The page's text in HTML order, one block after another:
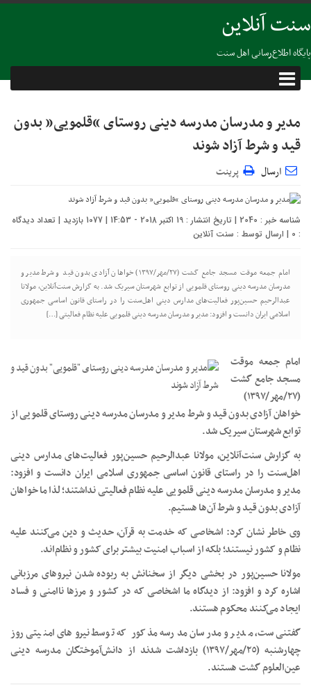
سنت آنلاین
پایگاه اطلاع‌رسانی اهل سنت
مدیر و مدرسان مدرسه دینی روستای “قلمویی” بدون
قید و شرط آزاد شوند
ارسال پرینت
شناسه خبر : 2040 | تاریخ انتشار : 19 اکتبر 2018 - 14:53 | 1077 بازدید | تعداد دیدگاه
:
0 | ارسال توسط : سنت آنلاین
امام جمعه موقت مسجد جامع گشت (٢٧/مهر/١٣٩٧) خواهان آزادی بدون قید و شرط مدیر و
مدرسان مدرسه دینی روستای قلمویی از توابع شهرستان سیریک شد. به گزارش سنت‌آنلاین، مولانا
عبدالرحیم حسین‌پور فعالیت‌های مدارس دینی اهل‌سنت را در راستای قانون اساسی جمهوری
اسلامی ایران دانست و افزود: مدیر و مدرسان مدرسه دینی قلمویی علیه نظام فعالیتی […]
امام جمعه موقت
مسجد جامع گشت
(٢٧/مهر/١٣٩٧)
خواهان آزادی بدون قید و شرط مدیر و مدرسان مدرسه دینی روستای قلمویی از
توابع شهرستان سیریک شد.
به گزارش سنت‌آنلاین، مولانا عبدالرحیم حسین‌پور فعالیت‌های مدارس دینی
اهل‌سنت را در راستای قانون اساسی جمهوری اسلامی ایران دانست و افزود:
مدیر و مدرسان مدرسه دینی قلمویی علیه نظام فعالیتی نداشتند؛ لذا ما خواهان
آزادی بدون قید و شرط آن‌ها هستیم.
وی خاطر نشان کرد: اشخاصی که خدمت به قرآن، حدیث و دین می‌کنند علیه
نظام و کشور نیستند؛ بلکه از اسباب امنیت بیشتر برای کشور و نظام‌اند.
مولانا حسین‌پور در بخشی دیگر از سخنانش به ربوده شدن نیروهای مرزبانی
اشاره کرد و افزود: از دیدگاه ما اشخاصی که در کشور و مرزها ناامنی و فساد
ایجاد می‌کنند محکوم هستند.
گفتنی‌ست، مدیر و مدرسان مدرسه مذکور که توسط نیروهای امنیتی روز
چهارشنبه (٢٥/مهر/١٣٩٧) بازداشت شدند از دانش‌آموختگان مدرسه دینی
عین‌العلوم گشت هستند.